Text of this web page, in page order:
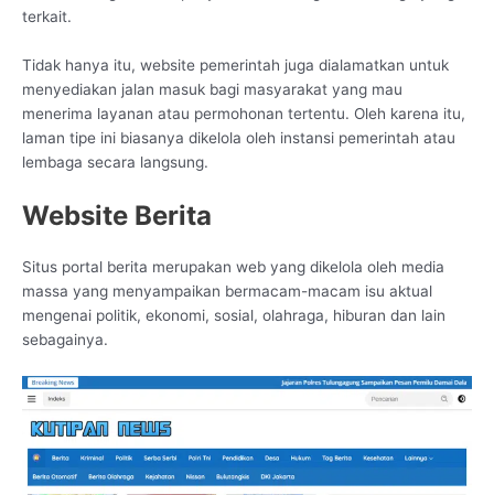
terkait.
Tidak hanya itu, website pemerintah juga dialamatkan untuk
menyediakan jalan masuk bagi masyarakat yang mau
menerima layanan atau permohonan tertentu. Oleh karena itu,
laman tipe ini biasanya dikelola oleh instansi pemerintah atau
lembaga secara langsung.
Website Berita
Situs portal berita merupakan web yang dikelola oleh media
massa yang menyampaikan bermacam-macam isu aktual
mengenai politik, ekonomi, sosial, olahraga, hiburan dan lain
sebagainya.